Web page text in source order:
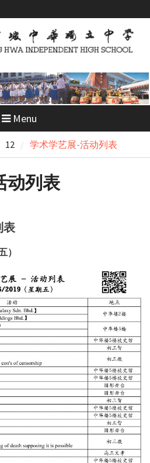
Menu
12 学术学艺展-活动列表
动列表
表
）